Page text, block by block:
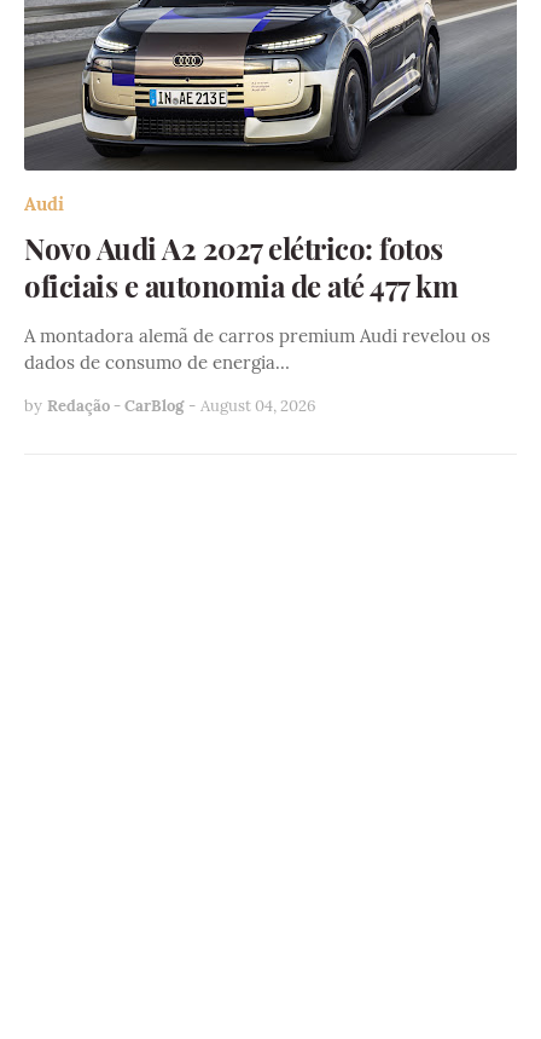
Audi
Novo Audi A2 2027 elétrico: fotos
oficiais e autonomia de até 477 km
A montadora alemã de carros premium Audi revelou os
dados de consumo de energia…
by Redação - CarBlog - August 04, 2026